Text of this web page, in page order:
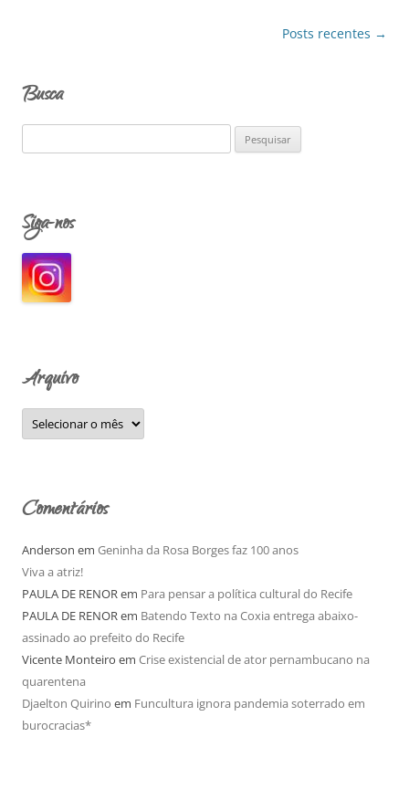
posts
Posts recentes →
Busca
e
u
s
a
r
Siga-nos
Arquivo
A
q
Comentários
Anderson em Geninha da Rosa Borges faz 100 anos
Viva a atriz!
PAULA DE RENORem Para pensar a política cultural do Recife
PAULA DE RENORem Batendo Texto na Coxia entrega abaixo-
assinado ao prefeito do Recife
Vicente Monteiro em Crise existencial de ator pernambucano na
quarentena
Djaelton Quirino em Funcultura ignora pandemia soterrado em
burocracias*